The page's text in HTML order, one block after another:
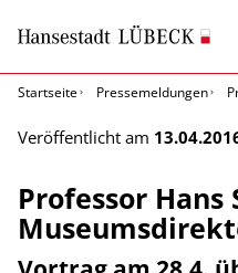
Startseite
Pressemeldungen
Veröffentlicht am
Professor Hans